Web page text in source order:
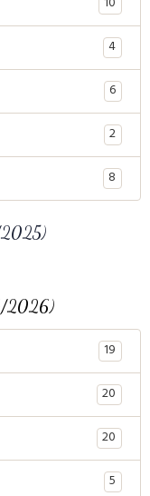
4
6
2
8
2025)
2026)
19
20
20
5